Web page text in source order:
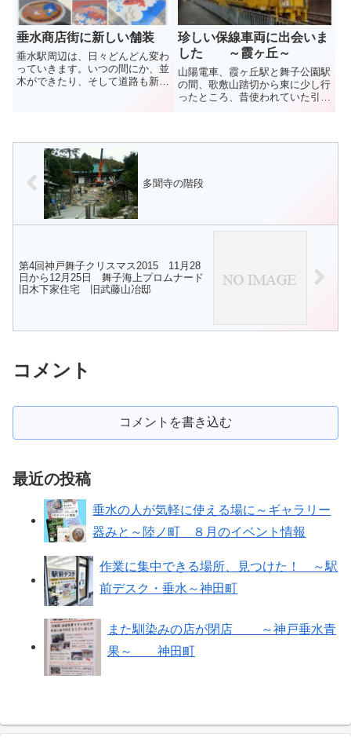
垂水商店街に新しい舗装
垂水駅周辺は、日々どんどん変わ
っていきます。いつの間にか、並
木ができたり、そして道路も新し
どには、足元にもちょっと目を
珍しい保線車両に出会いま
した ～霞ヶ丘～
山陽電車、霞ヶ丘駅と舞子公園駅
の間、歌敷山踏切から東に少し行
ったところ、昔使われていた引き
多聞寺の階段
第4回神戸舞子クリスマス2015 11月28
日から12月25日 舞子海上プロムナード
旧木下家住宅 旧武藤山冶邸
コメント
コメントを書き込む
最近の投稿
垂水の人が気軽に使える場に～ギャラリー
器みと～陸ノ町 ８月のイベント情報
作業に集中できる場所、見つけた！ ～駅
前デスク・垂水～神田町
また馴染みの店が閉店 ～神戸垂水青
果～ 神田町